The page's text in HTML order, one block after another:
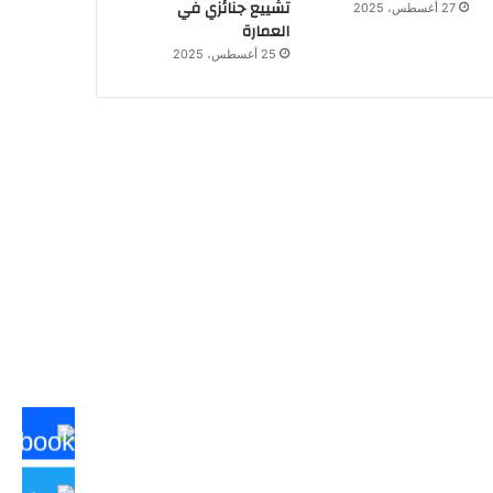
27 أغسطس، 2025
تشييع جنائزي في
العمارة
25 أغسطس، 2025